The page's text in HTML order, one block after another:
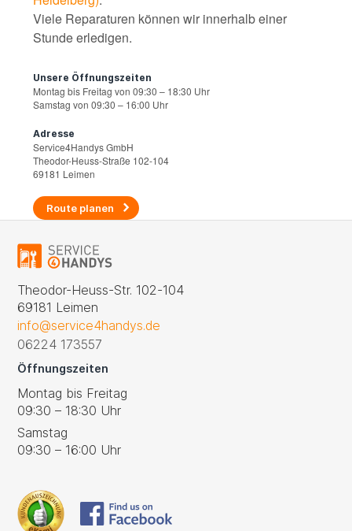
Viele Reparaturen können wir innerhalb einer
Stunde erledigen.
Unsere Öffnungszeiten
Montag bis Freitag von 09:30 – 18:30 Uhr
Samstag von 09:30 – 16:00 Uhr
Adresse
Service4Handys GmbH
Theodor-Heuss-Straße 102-104
69181 Leimen
Route planen
Theodor-Heuss-Str. 102-104
69181 Leimen
info@service4handys.de
06224 173557
Öffnungszeiten
Montag bis Freitag
09:30 – 18:30 Uhr
Samstag
09:30 – 16:00 Uhr